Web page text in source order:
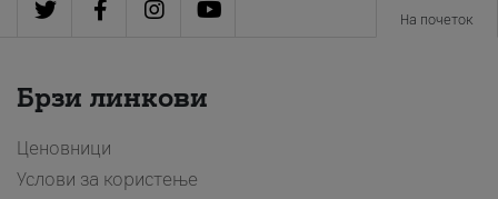
На почеток
Брзи линкови
Ценовници
Услови за користење